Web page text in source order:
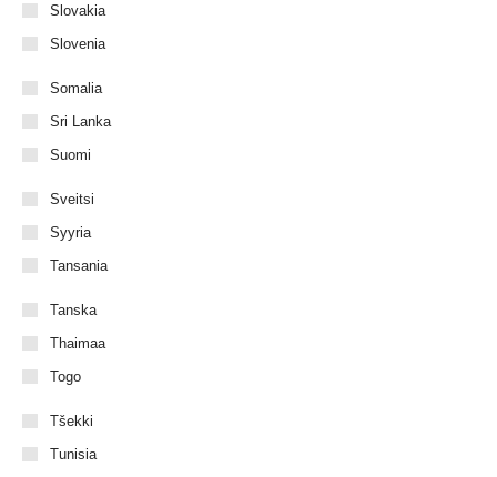
Slovakia
Slovenia
Somalia
Sri Lanka
Suomi
Sveitsi
Syyria
Tansania
Tanska
Thaimaa
Togo
Tšekki
Tunisia